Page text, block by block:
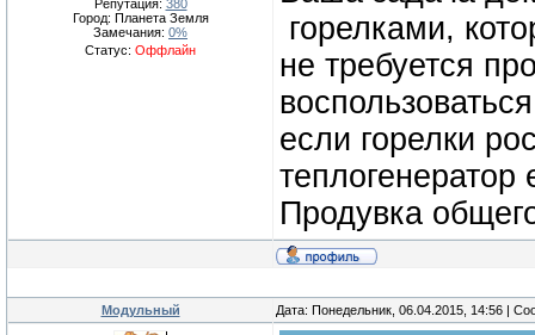
Репутация: 380
Город: Планета Земля
Замечания: 0%
Статус: Оффлайн
горелками,
не требуется
если горелки
Продувка
Модульный Дата: Понедельник, 06.04.2015, 14:56 |